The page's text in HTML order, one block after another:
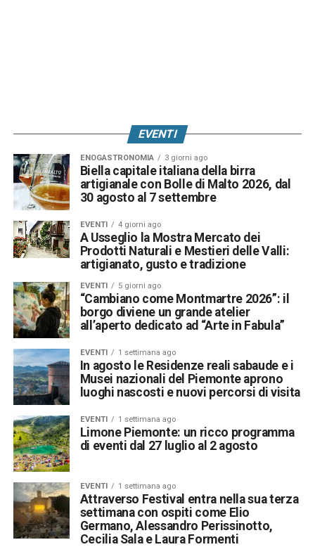
EVENTI
ENOGASTRONOMIA 3 giorni ago
Biella capitale italiana della birra
artigianale con Bolle di Malto 2026, dal
30 agosto al 7 settembre
EVENTI 4 giorni ago
A Usseglio la Mostra Mercato dei
Prodotti Naturali e Mestieri delle Valli:
artigianato, gusto e tradizione
EVENTI 5 giorni ago
“Cambiano come Montmartre 2026”: il
borgo diviene un grande atelier
all’aperto dedicato ad “Arte in Fabula”
EVENTI 1 settimana ago
In agosto le Residenze reali sabaude e i
Musei nazionali del Piemonte aprono
luoghi nascosti e nuovi percorsi di visita
EVENTI 1 settimana ago
Limone Piemonte: un ricco programma
di eventi dal 27 luglio al 2 agosto
EVENTI 1 settimana ago
Attraverso Festival entra nella sua terza
settimana con ospiti come Elio
Germano, Alessandro Perissinotto,
Cecilia Sala e Laura Formenti